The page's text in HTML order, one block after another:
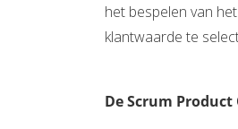
het bespelen van
klantwaarde te
De Scrum